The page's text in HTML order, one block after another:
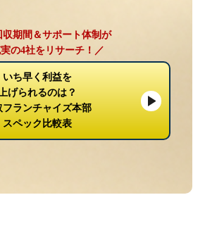
収期間＆サポート体制が
の4社をリサーチ！／
いち早く利益を
げられるのは？
フランチャイズ本部
スペック比較表